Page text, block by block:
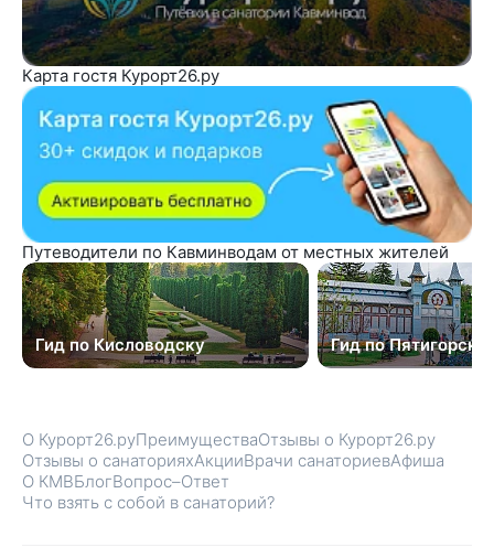
Карта гостя Курорт26.ру
Путеводители по Кавминводам от местных жителей
Гид по Кисловодску Гид по Пятигорску
О Курорт26.руПреимуществаОтзывы о Курорт26.ру
Отзывы о санаторияхАкцииВрачи санаториевАфиша
О КМВБлогВопрос–Ответ
Что взять с собой в санаторий?